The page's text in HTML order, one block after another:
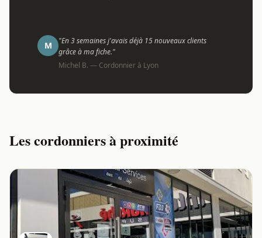
M
"En 3 semaines j'avais déjà 15 nouveaux clients
grâce à ma fiche."
Michel B. — Cordonnier à Lyon
Les cordonniers à proximité